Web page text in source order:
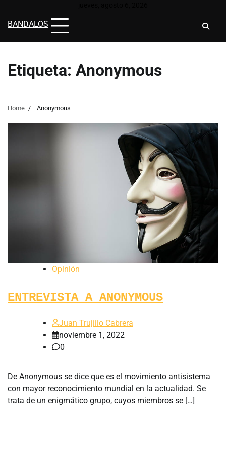
content
BANDALOS
Etiqueta: Anonymous
Home Anonymous
Opinión
ENTREVISTA A ANONYMOUS
Juan Trujillo Cabrera
noviembre 1, 2022
0
De Anonymous se dice que es el movimiento antisistema
con mayor reconocimiento mundial en la actualidad. Se
trata de un enigmático grupo, cuyos miembros se […]